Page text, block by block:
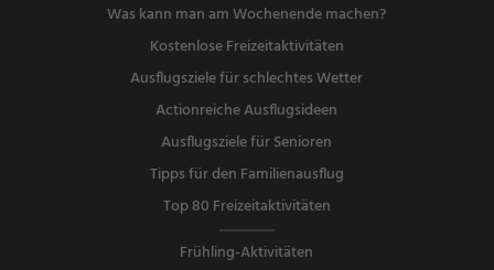
Was kann man am Wochenende machen?
Kostenlose Freizeitaktivitäten
Ausflugsziele für schlechtes Wetter
Actionreiche Ausflugsideen
Ausflugsziele für Senioren
Tipps für den Familienausflug
Top 80 Freizeitaktivitäten
Frühling-Aktivitäten